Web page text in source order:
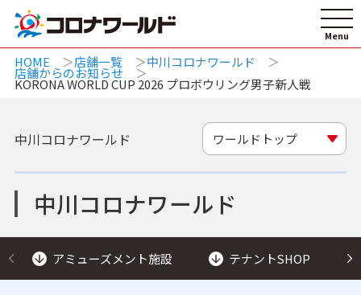
HOME 店舗一覧 中川コロナワールド
店舗からのお知らせ
KORONA WORLD CUP 2026 プロボウリング男子新人戦
中川コロナワールド
中川コロナワールド ワールドトップ
アミューズメント施設 テナントSHOP